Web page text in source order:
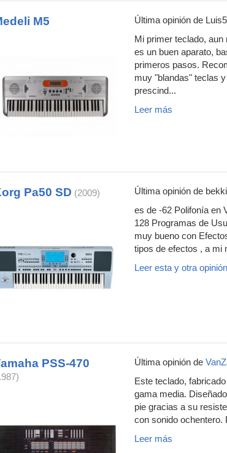
M5 Última opinión de
Mi primer teclado,
es un buen aparato,
primeros pasos.
muy "blandas" teclas
prescind...
Leer más
Pa50 SD (2009) Última opinión de bekki
es de -62 Polifonía en
128 Programas de
muy bueno con
tipos de efectos , a mi
Leer esta y otra
PSS-470 Última opinión de
Este teclado,
gama media.
pie gracias a su
con sonido ochentero.
Leer más